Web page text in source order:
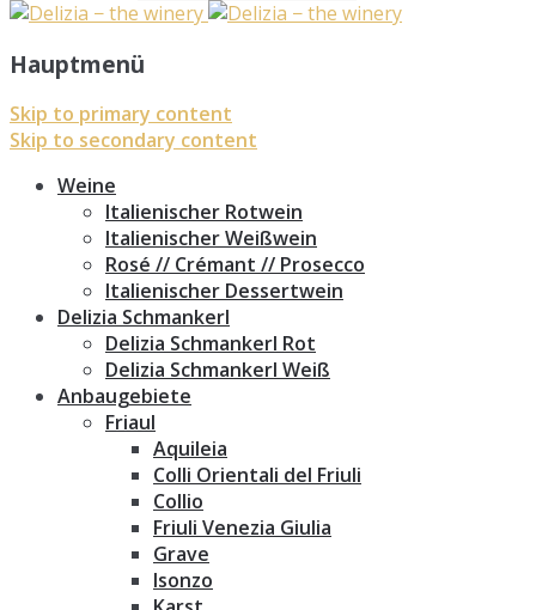
Hauptmenü
Skip to primary content
Skip to secondary content
Weine
Italienischer Rotwein
Italienischer Weißwein
Rosé // Crémant // Prosecco
Italienischer Dessertwein
Delizia Schmankerl
Delizia Schmankerl Rot
Delizia Schmankerl Weiß
Anbaugebiete
Friaul
Aquileia
Colli Orientali del Friuli
Collio
Friuli Venezia Giulia
Grave
Isonzo